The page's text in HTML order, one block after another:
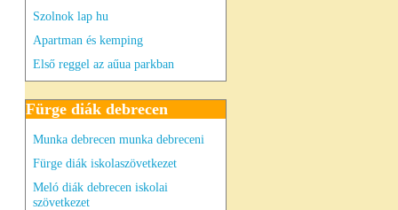
Szolnok lap hu
Apartman és kemping
Első reggel az aűua parkban
Fürge diák debrecen
Munka debrecen munka debreceni
Fürge diák iskolaszövetkezet
Meló diák debrecen iskolai
szövetkezet